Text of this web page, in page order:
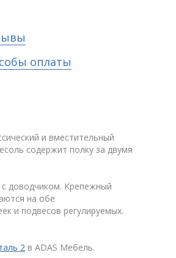
оплаты
и вместительный
содержит полку за двумя
доводчиком. Крепежный
на обе
и подвесов регулируемых.
2 в ADAS Мебель.